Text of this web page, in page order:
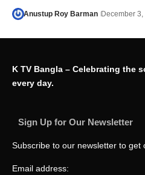
Anustup Roy Barman December 3,
K TV Bangla – Celebrating the
every day.
Sign Up for Our Newsletter
Subscribe to our newsletter to get
Email address: